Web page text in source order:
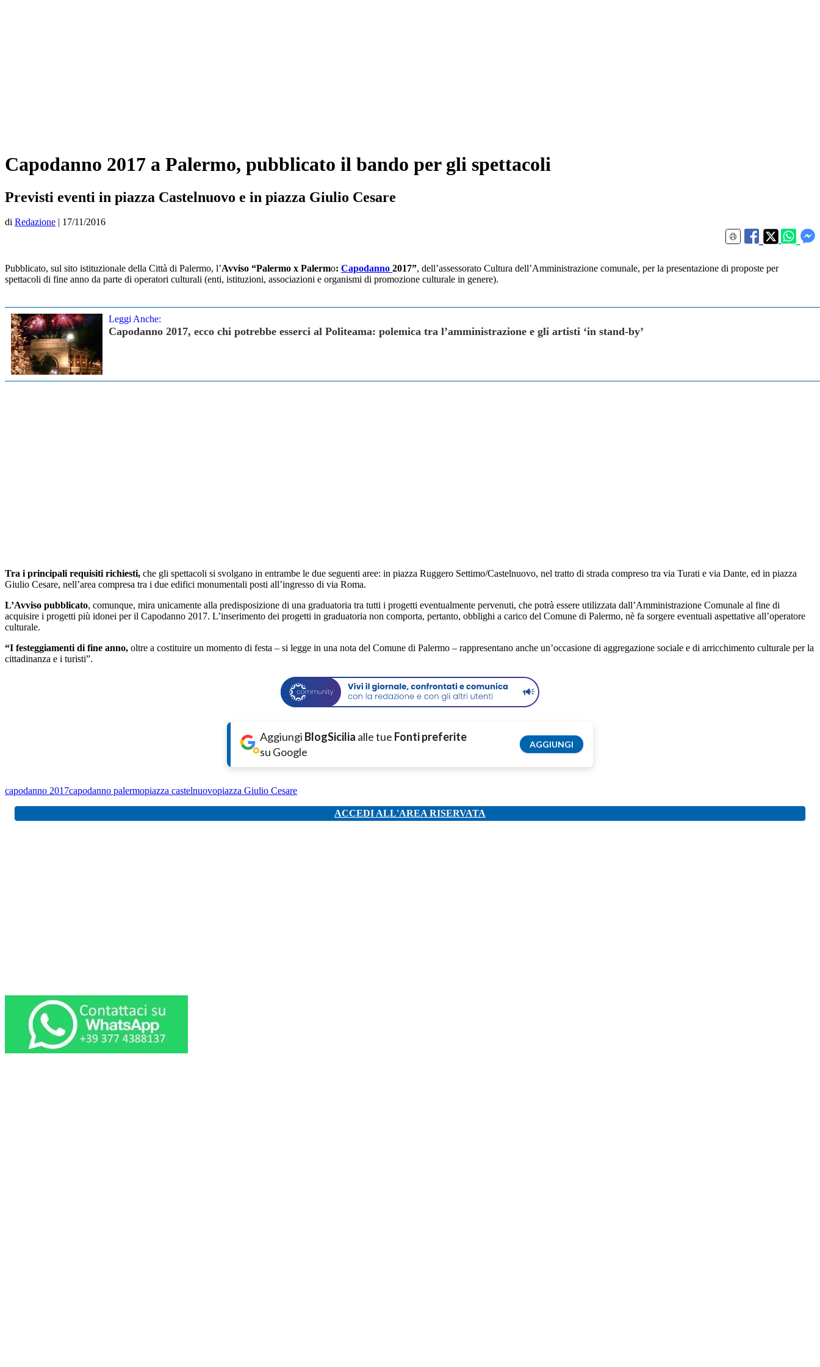
Capodanno 2017 a Palermo, pubblicato il bando per gli spettacoli
Previsti eventi in piazza Castelnuovo e in piazza Giulio Cesare
di Redazione | 17/11/2016
Pubblicato, sul sito istituzionale della Città di Palermo, l’Avviso “Palermo x Palermo: Capodanno 2017”, dell’assessorato Cultura dell’Amministrazione comunale, per la presentazione di proposte per
spettacoli di fine anno da parte di operatori culturali (enti, istituzioni, associazioni e organismi di promozione culturale in genere).
Leggi Anche:
Capodanno 2017, ecco chi potrebbe esserci al Politeama: polemica tra l’amministrazione e gli artisti ‘in stand-by’
Tra i principali requisiti richiesti, che gli spettacoli si svolgano in entrambe le due seguenti aree: in piazza Ruggero Settimo/Castelnuovo, nel tratto di strada compreso tra via Turati e via Dante, ed in piazza
Giulio Cesare, nell’area compresa tra i due edifici monumentali posti all’ingresso di via Roma.
L’Avviso pubblicato, comunque, mira unicamente alla predisposizione di una graduatoria tra tutti i progetti eventualmente pervenuti, che potrà essere utilizzata dall’Amministrazione Comunale al fine di
acquisire i progetti più idonei per il Capodanno 2017. L’inserimento dei progetti in graduatoria non comporta, pertanto, obblighi a carico del Comune di Palermo, nè fa sorgere eventuali aspettative all’operatore
culturale.
“I festeggiamenti di fine anno, oltre a costituire un momento di festa – si legge in una nota del Comune di Palermo – rappresentano anche un’occasione di aggregazione sociale e di arricchimento culturale per la
cittadinanza e i turisti”.
Aggiungi BlogSicilia alle tue Fonti preferite
su Google
AGGIUNGI
capodanno 2017capodanno palermopiazza castelnuovopiazza Giulio Cesare
ACCEDI ALL'AREA RISERVATA